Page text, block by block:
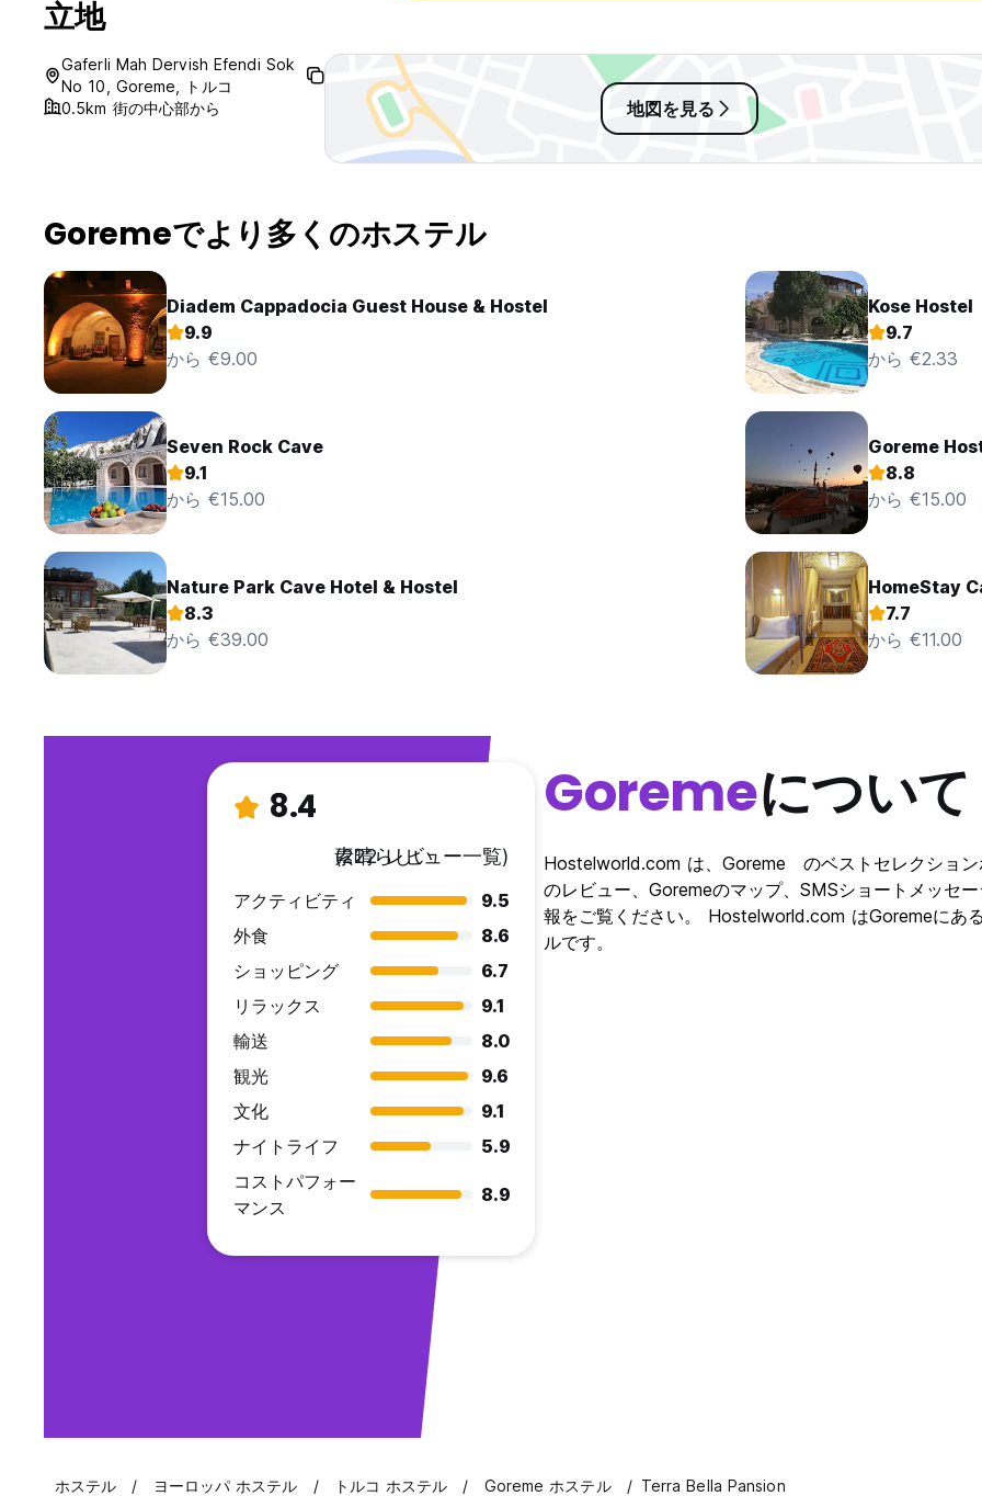
立地
Gaferli Mah Dervish Efendi Sok
No 10, Goreme, トルコ
0.5km 街の中心部から
地図を見る
Goremeでより多くのホステル
Diadem Cappadocia Guest House & Hostel
9.9
から €9.00
Kose Hostel
9.7
から €2.33
Seven Rock Cave
9.1
から €15.00
Goreme
8.8
から €15.00
Nature Park Cave Hotel & Hostel
8.3
から €39.00
HomeStay
7.7
から €11.00
8.4
素晴らしい
(222 レビュー一覧)
アクティビティ
9.5
外食
8.6
ショッピング
6.7
リラックス
9.1
輸送
8.0
観光
9.6
文化
9.1
ナイトライフ
5.9
コストパフォー
マンス
8.9
Goremeについて
Hostelworld.com は、Goreme のベストセレクショ
のレビュー、Goremeのマップ、SMSショートメッセ
報をご覧ください。 Hostelworld.com はGoremeにあ
ルです。
ホステル ヨーロッパ ホステル トルコ ホステル Goreme ホステル Terra Bella Pansion